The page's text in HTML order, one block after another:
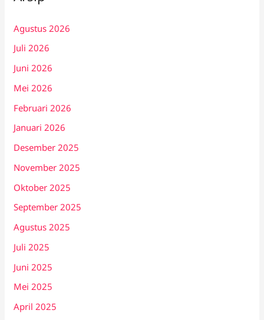
Agustus 2026
Juli 2026
Juni 2026
Mei 2026
Februari 2026
Januari 2026
Desember 2025
November 2025
Oktober 2025
September 2025
Agustus 2025
Juli 2025
Juni 2025
Mei 2025
April 2025